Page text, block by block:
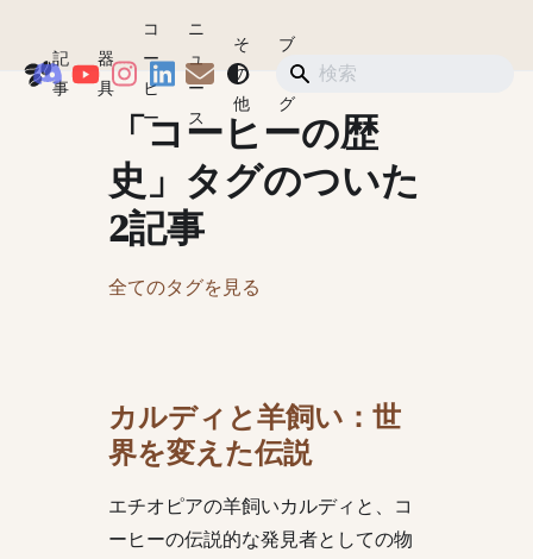
Coffeegeek
記
事
器
具
コ
ー
ヒ
ー
ニ
ュ
ー
ス
そ
の
他
ブ
ロ
グ
ショップ
「コーヒーの歴
史」タグのついた
2記事
全てのタグを見る
カルディと羊飼い：世
界を変えた伝説
エチオピアの羊飼いカルディと、コ
ーヒーの伝説的な発見者としての物